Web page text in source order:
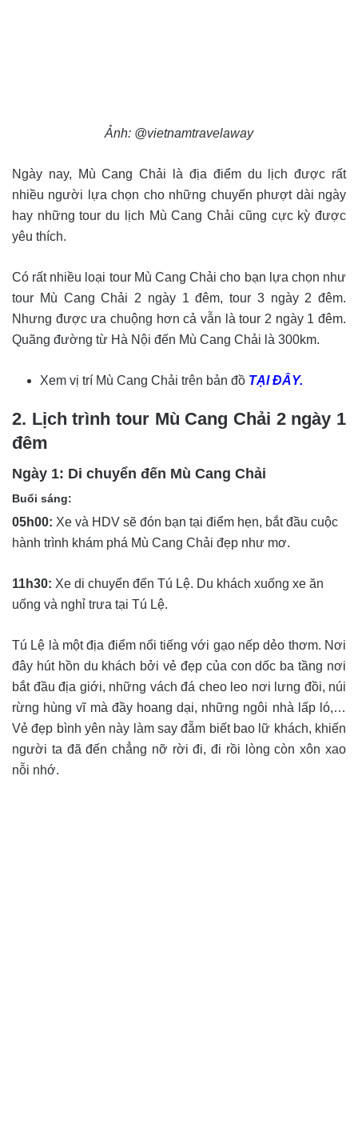
Ảnh: @vietnamtravelaway
Ngày nay, Mù Cang Chải là địa điểm du lịch được rất
nhiều người lựa chọn cho những chuyến phượt dài ngày
hay những tour du lịch Mù Cang Chải cũng cực kỳ được
yêu thích.
Có rất nhiều loại tour Mù Cang Chải cho bạn lựa chọn như
tour Mù Cang Chải 2 ngày 1 đêm, tour 3 ngày 2 đêm.
Nhưng được ưa chuộng hơn cả vẫn là tour 2 ngày 1 đêm.
Quãng đường từ Hà Nội đến Mù Cang Chải là 300km.
Xem vị trí Mù Cang Chải trên bản đồ TẠI ĐÂY.
2. Lịch trình tour Mù Cang Chải 2 ngày 1
đêm
Ngày 1: Di chuyển đến Mù Cang Chải
Buổi sáng:
05h00: Xe và HDV sẽ đón bạn tại điểm hẹn, bắt đầu cuộc
hành trình khám phá Mù Cang Chải đẹp như mơ.
11h30: Xe di chuyển đến Tú Lệ. Du khách xuống xe ăn
uống và nghỉ trưa tại Tú Lệ.
Tú Lệ là một địa điểm nổi tiếng với gạo nếp dẻo thơm. Nơi
đây hút hồn du khách bởi vẻ đẹp của con dốc ba tầng nơi
bắt đầu địa giới, những vách đá cheo leo nơi lưng đồi, núi
rừng hùng vĩ mà đầy hoang dại, những ngôi nhà lấp ló,…
Vẻ đẹp bình yên này làm say đẵm biết bao lữ khách, khiến
người ta đã đến chẳng nỡ rời đi, đi rồi lòng còn xôn xao
nỗi nhớ.